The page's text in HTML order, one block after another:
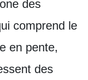
des
comprend le
en pente,
des